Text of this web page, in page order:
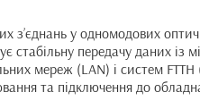
з’єднань у одномодових
стабільну передачу даних
мереж (LAN) і систем
та підключення до